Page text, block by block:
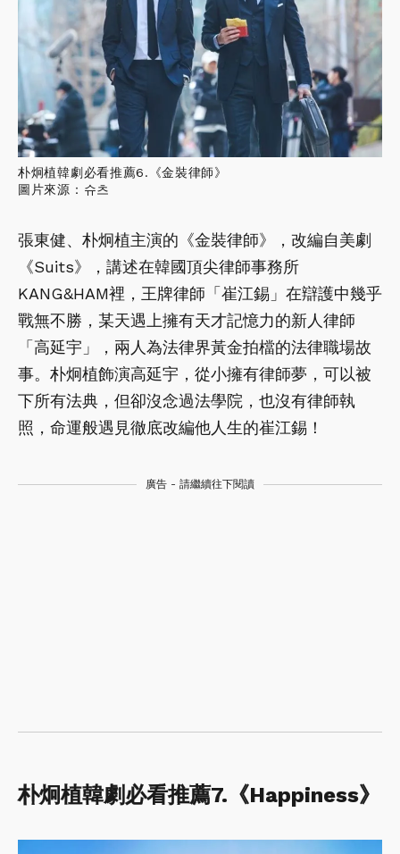
朴炯植韓劇必看推薦6.《金裝律師》
圖片來源：슈츠
張東健、朴炯植主演的《金裝律師》，改編自美劇
《Suits》，講述在韓國頂尖律師事務所
KANG&HAM裡，王牌律師「崔江錫」在辯護中幾乎
戰無不勝，某天遇上擁有天才記憶力的新人律師
「高延宇」，兩人為法律界黃金拍檔的法律職場故
事。朴炯植飾演高延宇，從小擁有律師夢，可以被
下所有法典，但卻沒念過法學院，也沒有律師執
照，命運般遇見徹底改編他人生的崔江錫！
廣告 - 請繼續往下閱讀
朴炯植韓劇必看推薦7.《Happiness》